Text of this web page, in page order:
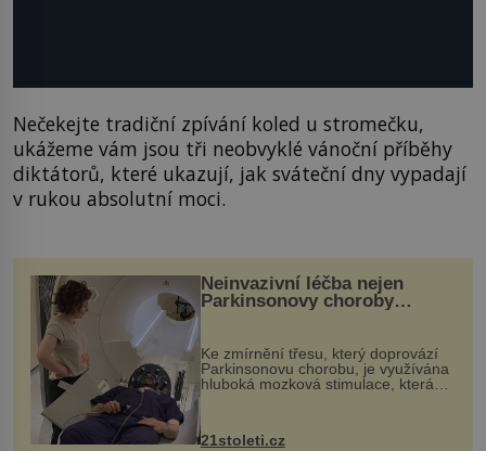
Nečekejte tradiční zpívání koled u stromečku,
ukážeme vám jsou tři neobvyklé vánoční příběhy
diktátorů, které ukazují, jak sváteční dny vypadají
v rukou absolutní moci.
Neinvazivní léčba nejen
Parkinsonovy choroby
Ke zmírnění třesu, který doprovází
Parkinsonovu chorobu, je využívána
hluboká mozková stimulace, která
však vyžaduje vysoce invazivní
zákrok. Ultrazvuk zase není vhodný
k dostatečně přesnému zacílení ...
21stoleti.cz